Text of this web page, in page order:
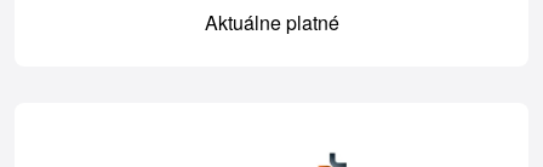
Aktuálne platné